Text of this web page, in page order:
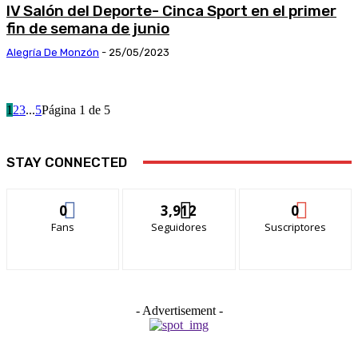
IV Salón del Deporte- Cinca Sport en el primer
fin de semana de junio
Alegría De Monzón - 25/05/2023
1 23...5Página 1 de 5
STAY CONNECTED
0
Fans
3,912
Seguidores
0
Suscriptores
- Advertisement -